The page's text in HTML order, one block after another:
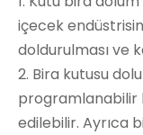
içecek
doldurulması ve
2. Bira kutusu
programlanabilir
edilebilir. Ayrıca